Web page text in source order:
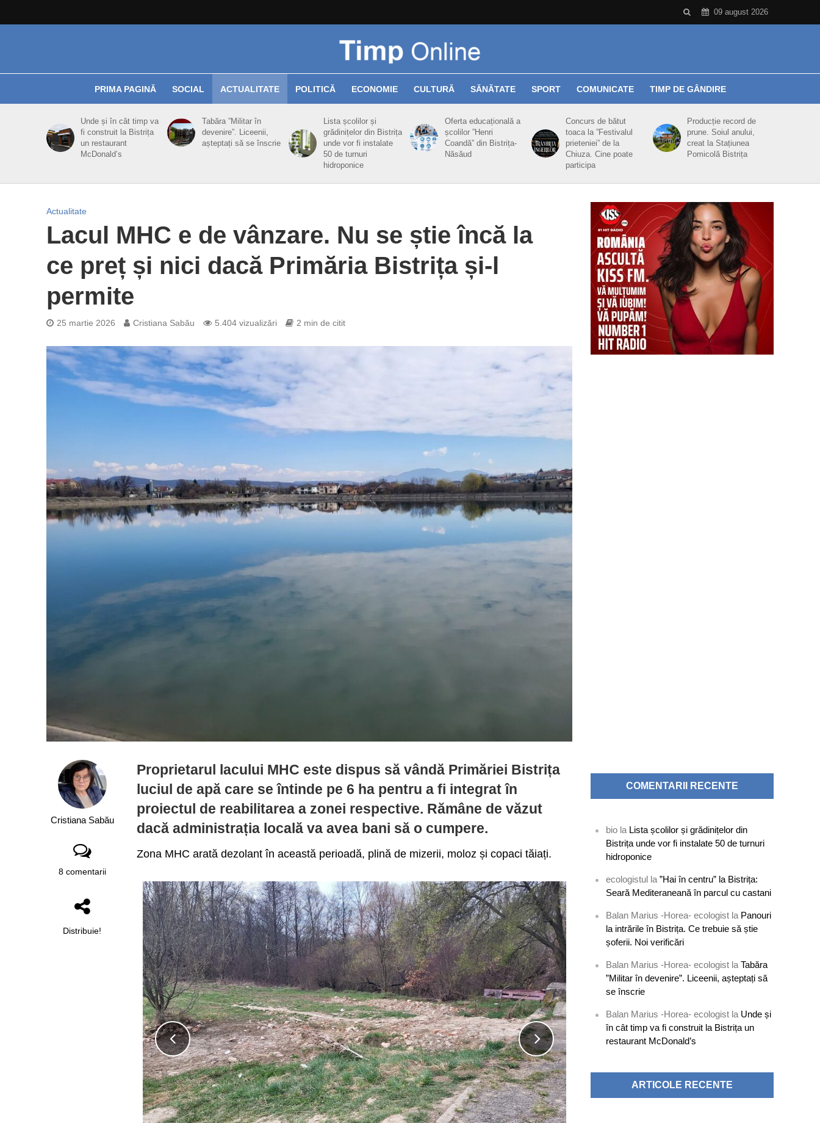
09 august 2026
PRIMA PAGINĂ SOCIAL ACTUALITATE POLITICĂ ECONOMIE CULTURĂ SĂNĂTATE SPORT COMUNICATE TIMP DE GÂNDIRE
Unde și în cât timp va
fi construit la Bistrița
un restaurant
McDonald’s
Tabăra ”Militar în
devenire”. Liceenii,
așteptați să se înscrie
Lista școlilor și
grădinițelor din Bistrița
unde vor fi instalate
50 de turnuri
hidroponice
Oferta educațională a
școlilor ”Henri
Coandă” din Bistrița-
Năsăud
Concurs de bătut
toaca la ”Festivalul
prieteniei” de la
Chiuza. Cine poate
participa
Producție record de
prune. Soiul anului,
creat la Stațiunea
Pomicolă Bistrița
Actualitate
Lacul MHC e de vânzare. Nu se știe încă la
ce preț și nici dacă Primăria Bistrița și-l
permite
25 martie 2026 Cristiana Sabău 5.404 vizualizări 2 min de citit
Cristiana Sabău
8 comentarii
Distribuie!
Proprietarul lacului MHC este dispus să vândă Primăriei Bistrița
luciul de apă care se întinde pe 6 ha pentru a fi integrat în
proiectul de reabilitarea a zonei respective. Rămâne de văzut
dacă administrația locală va avea bani să o cumpere.
Zona MHC arată dezolant în această perioadă, plină de mizerii, moloz și copaci tăiați.
COMENTARII RECENTE
bio la Lista școlilor și grădinițelor din
Bistrița unde vor fi instalate 50 de turnuri
hidroponice
ecologistul la”Hai în centru” la Bistrița:
Seară Mediteraneană în parcul cu castani
Balan Marius -Horea- ecologist la Panouri
la intrările în Bistrița. Ce trebuie să știe
șoferii. Noi verificări
Balan Marius -Horea- ecologist laTabăra
”Militar în devenire”. Liceenii, așteptați să
se înscrie
Balan Marius -Horea- ecologist la Unde și
în cât timp va fi construit la Bistrița un
restaurant McDonald’s
ARTICOLE RECENTE